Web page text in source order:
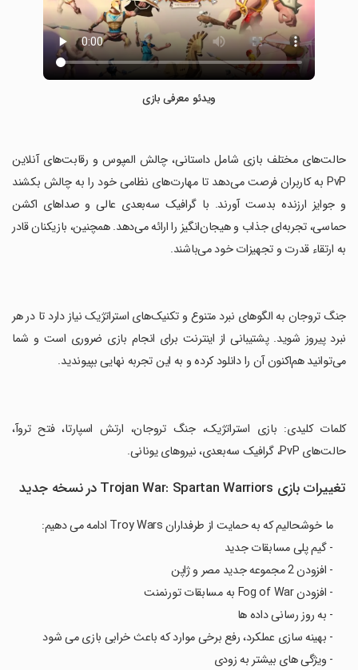
ویدئو معرفی بازی
‏حالت‌های مختلف بازی شامل داستانی، چالش المپوس و رقابت‌های آنلاین
PvP به کاربران فرصت می‌دهد تا مهارت‌های نظامی خود را به چالش بکشند
و جوایز ارزنده بدست آورند. با گرافیک سه‌بعدی عالی و صداهای اکشن
حماسی، تجربه‌ای جذاب و هیجان‌انگیز را ارائه می‌دهد. همچنین، بازیکنان قادر
به ارتقاء قدرت و تجهیزات خود می‌باشند.
‏جنگ تروجان به الگوهای نبرد متنوع و تکنیک‌های استراتژیک نیاز دارد تا در هر
نبرد پیروز شوید. پشتیبانی از اینترنت برای انجام بازی ضروری است و شما
می‌توانید هم‌اکنون آن را دانلود کرده و به این تجربه نهایی بپیوندید.
‏کلمات کلیدی: بازی استراتژیک، جنگ تروجان، ارتش اسپارتا، فتح تروآ،
حالت‌های PvP، گرافیک سه‌بعدی، نیروهای یونانی.
تغییرات بازی Trojan War: Spartan Warriors در نسخه جدید
ما خوشحالیم که به حمایت از طرفداران Troy Wars ادامه می دهیم:
- گیم پلی مسابقات جدید
- افزودن 2 مجموعه جدید مصر و ژاپن
- افزودن Fog of War به مسابقات تورنمنت
- به روز رسانی داده ها
- بهینه سازی عملکرد، رفع برخی موارد که باعث خرابی بازی می شود
- ویژگی های بیشتر به زودی